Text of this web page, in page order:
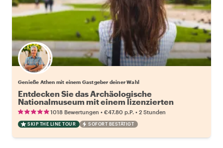
Wähle deinen Lieblingsgastgeber
Genieße Athen mit einem Gastgeber deiner Wahl
Entdecken Sie das Archäologische
Nationalmuseum mit einem lizenzierten
Reiseleiter1018 Bewertungen • €47.80 p.P. • 2 Stunden
SKIP THE LINE TOUR SOFORT BESTÄTIGT